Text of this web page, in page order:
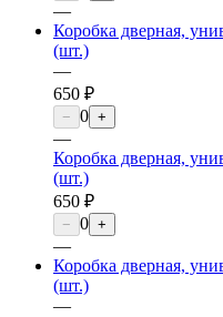
—
Коробка дверная,
(шт.)
—
650 ₽
− 0 +
—
Коробка дверная,
(шт.)
650 ₽
− 0 +
—
Коробка дверная,
(шт.)
—